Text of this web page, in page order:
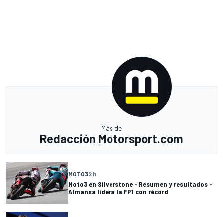
Más de
Redacción Motorsport.com
MOTO32 h
Moto3 en Silverstone - Resumen y resultados -
Almansa lidera la FP1 con récord